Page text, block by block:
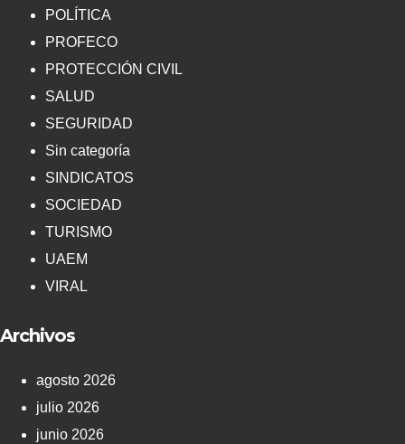
POLÍTICA
PROFECO
PROTECCIÓN CIVIL
SALUD
SEGURIDAD
Sin categoría
SINDICATOS
SOCIEDAD
TURISMO
UAEM
VIRAL
Archivos
agosto 2026
julio 2026
junio 2026